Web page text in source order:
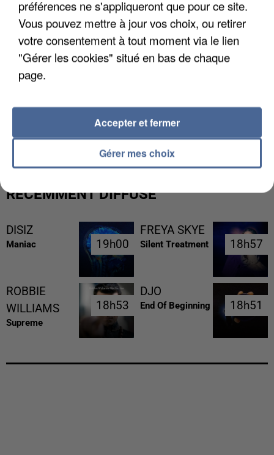
MAFIA INTERPELLÉ EN ALGÉRIE
RÉCEMMENT DIFFUSÉ
DISIZ
Maniac 19h00
19h00
FREYA SKYE
Silent Treatment 18h57
18h57
ROBBIE
WILLIAMS
Supreme
18h53
18h53
DJO
End Of Beginning 18h51
18h51
préférences ne s'appliqueront que pour ce site.
Vous pouvez mettre à jour vos choix, ou retirer
votre consentement à tout moment via le lien
"Gérer les cookies" situé en bas de chaque
page.
Gérer mes choix
Accepter et fermer